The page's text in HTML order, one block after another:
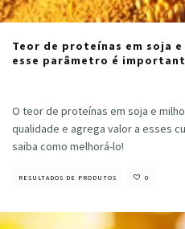
Teor de proteínas em soja
esse parâmetro é
O teor de proteínas em soja e
qualidade e agrega valor a esses
saiba como melhorá-lo!
RESULTADOS DE PRODUTOS 0